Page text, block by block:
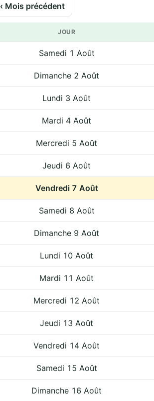
‹ Mois précédent
JOUR
Samedi 1 Août
Dimanche 2 Août
Lundi 3 Août
Mardi 4 Août
Mercredi 5 Août
Jeudi 6 Août
Vendredi 7 Août
Samedi 8 Août
Dimanche 9 Août
Lundi 10 Août
Mardi 11 Août
Mercredi 12 Août
Jeudi 13 Août
Vendredi 14 Août
Samedi 15 Août
Dimanche 16 Août